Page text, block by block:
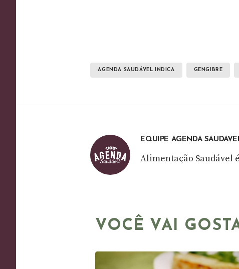
AGENDA SAUDÁVEL INDICA GENGIBRE
EQUIPE AGENDA
Alimentação Saudável
VOCÊ VAI